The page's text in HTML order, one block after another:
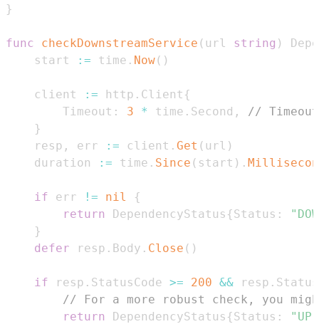
}
func checkDownstreamService ( url string )
	start
:= time . Now( )
	client
:= http . Client {
		Timeout
: 3 * time . Second ,
//
}
	resp
, err := client . Get ( url )
	duration
:= time . Since ( start ) .
if err != nil
{
return
DependencyStatus {Status :
}
defer resp . Body . Close ( )
if resp . StatusCode >= 200 && resp .
// For a more robust check, you
return
DependencyStatus {Status :
"UP"